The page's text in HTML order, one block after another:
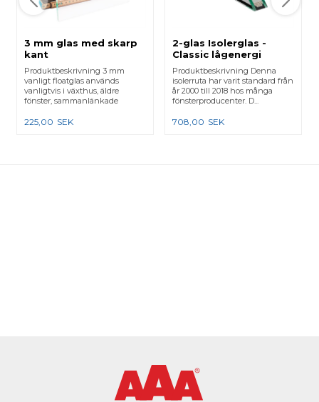
3 mm glas med skarp
kant
Produktbeskrivning 3 mm
vanligt floatglas används
vanligtvis i växthus, äldre
fönster, sammanlänkade
225,00 SEK
2-glas Isolerglas -
Classic lågenergi
Produktbeskrivning Denna
isolerruta har varit standard från
år 2000 till 2018 hos många
fönsterproducenter. D...
708,00 SEK